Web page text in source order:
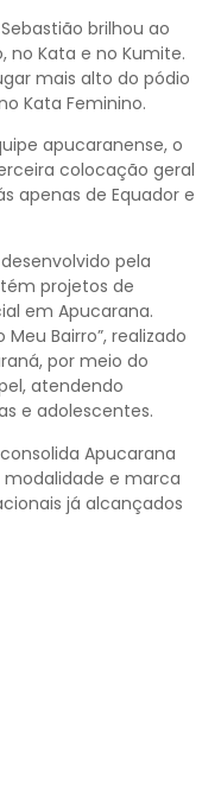
brilhou ao
no Kata e no Kumite.
mais alto do pódio
Kata Feminino.
apucaranense, o
colocação geral
apenas de Equador e
pela
projetos de
em Apucarana.
Bairro”, realizado
por meio do
atendendo
e adolescentes.
Apucarana
e marca
já alcançados